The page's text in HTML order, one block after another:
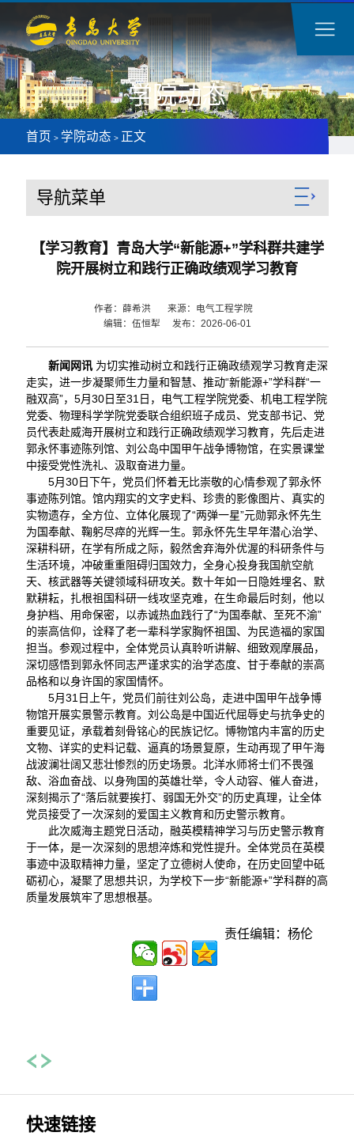
学院动态
首页 > 学院动态 > 正文
导航菜单
【学习教育】青岛大学“新能源+”学科群共建学
院开展树立和践行正确政绩观学习教育
作者：薛希洪 来源：电气工程学院
编辑：伍恒犁 发布：2026-06-01
新闻网讯为切实推动树立和践行正确政绩观学习教育走深
走实，进一步凝聚师生力量和智慧、推动“新能源+”学科群“一
融双高”，5月30日至31日，电气工程学院党委、机电工程学院
党委、物理科学学院党委联合组织班子成员、党支部书记、党
员代表赴威海开展树立和践行正确政绩观学习教育，先后走进
郭永怀事迹陈列馆、刘公岛中国甲午战争博物馆，在实景课堂
中接受党性洗礼、汲取奋进力量。
5月30日下午，党员们怀着无比崇敬的心情参观了郭永怀
事迹陈列馆。馆内翔实的文字史料、珍贵的影像图片、真实的
实物遗存，全方位、立体化展现了“两弹一星”元勋郭永怀先生
为国奉献、鞠躬尽瘁的光辉一生。郭永怀先生早年潜心治学、
深耕科研，在学有所成之际，毅然舍弃海外优渥的科研条件与
生活环境，冲破重重阻碍归国效力，全身心投身我国航空航
天、核武器等关键领域科研攻关。数十年如一日隐姓埋名、默
默耕耘，扎根祖国科研一线攻坚克难，在生命最后时刻，他以
身护档、用命保密，以赤诚热血践行了“为国奉献、至死不渝”
的崇高信仰，诠释了老一辈科学家胸怀祖国、为民造福的家国
担当。参观过程中，全体党员认真聆听讲解、细致观摩展品，
深切感悟到郭永怀同志严谨求实的治学态度、甘于奉献的崇高
品格和以身许国的家国情怀。
5月31日上午，党员们前往刘公岛，走进中国甲午战争博
物馆开展实景警示教育。刘公岛是中国近代屈辱史与抗争史的
重要见证，承载着刻骨铭心的民族记忆。博物馆内丰富的历史
文物、详实的史料记载、逼真的场景复原，生动再现了甲午海
战波澜壮阔又悲壮惨烈的历史场景。北洋水师将士们不畏强
敌、浴血奋战、以身殉国的英雄壮举，令人动容、催人奋进，
深刻揭示了“落后就要挨打、弱国无外交”的历史真理，让全体
党员接受了一次深刻的爱国主义教育和历史警示教育。
此次威海主题党日活动，融英模精神学习与历史警示教育
于一体，是一次深刻的思想淬炼和党性提升。全体党员在英模
事迹中汲取精神力量，坚定了立德树人使命，在历史回望中砥
砺初心，凝聚了思想共识，为学校下一步“新能源+”学科群的高
质量发展筑牢了思想根基。
责任编辑：杨伦
快速链接